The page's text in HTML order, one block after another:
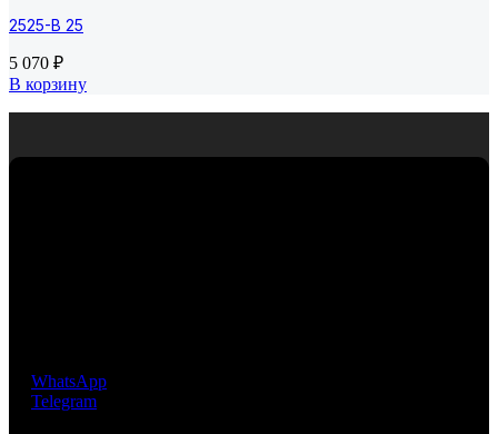
2525-B 25
5 070 ₽
В корзину
WhatsApp
Telegram